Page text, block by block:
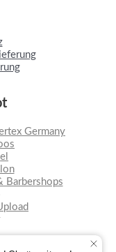
Germany
Barbershops